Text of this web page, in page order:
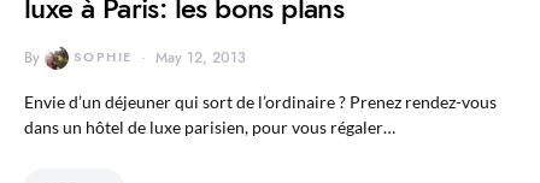
By SOPHIE May 12, 2013
Envie d’un déjeuner qui sort de l’ordinaire ? Prenez rendez-vous
dans un hôtel de luxe parisien, pour vous régaler…